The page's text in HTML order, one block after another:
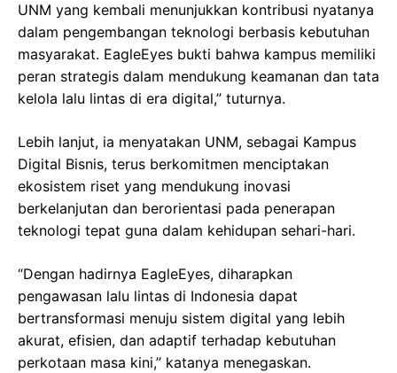
UNM yang kembali menunjukkan kontribusi nyatanya
dalam pengembangan teknologi berbasis kebutuhan
masyarakat. EagleEyes bukti bahwa kampus memiliki
peran strategis dalam mendukung keamanan dan tata
kelola lalu lintas di era digital,” tuturnya.
Lebih lanjut, ia menyatakan UNM, sebagai Kampus
Digital Bisnis, terus berkomitmen menciptakan
ekosistem riset yang mendukung inovasi
berkelanjutan dan berorientasi pada penerapan
teknologi tepat guna dalam kehidupan sehari-hari.
“Dengan hadirnya EagleEyes, diharapkan
pengawasan lalu lintas di Indonesia dapat
bertransformasi menuju sistem digital yang lebih
akurat, efisien, dan adaptif terhadap kebutuhan
perkotaan masa kini,’’ katanya menegaskan.